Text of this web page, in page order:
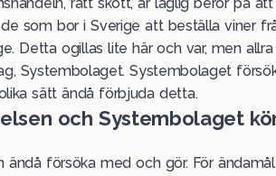
som bor i Sverige att beställa viner
Detta ogillas lite här och var, men
Systembolaget. Systembolaget
sätt ändå förbjuda detta.
och Systembolaget
ändå försöka med och gör. För